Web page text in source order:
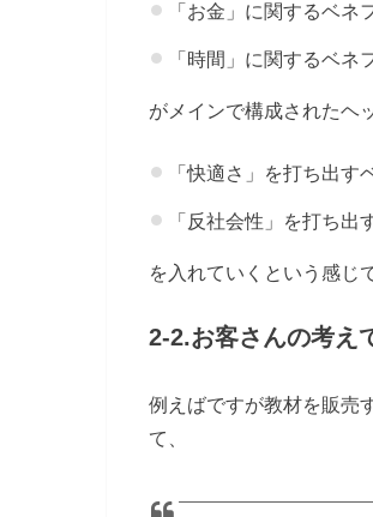
「お金」に関するベネ
「時間」に関するベネ
がメインで構成されたヘ
「快適さ」を打ち出す
「反社会性」を打ち出
を入れていくという感じ
2-2.お客さんの考え
例えばですが教材を販売
て、